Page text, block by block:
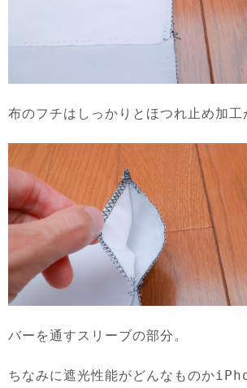
布のフチはしっかりとほつれ止め加工
バーを通すスリーブの部分。
ちなみに遮光性能がどんなものか